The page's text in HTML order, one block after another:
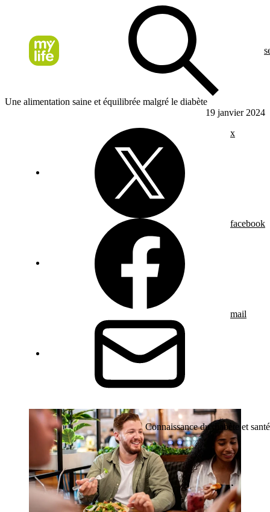
Une alimentation saine et équilibrée malgré le diabète
19 janvier 2024
x
facebook
mail
Connaissance du diabète et santé